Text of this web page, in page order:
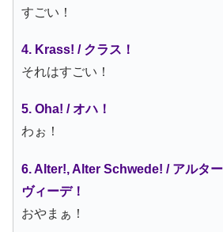
すごい！
4. Krass! / クラス！
それはすごい！
5. Oha! / オハ！
わぉ！
6. Alter!, Alter Schwede! / アルタ
ヴィーデ！
おやまぁ！